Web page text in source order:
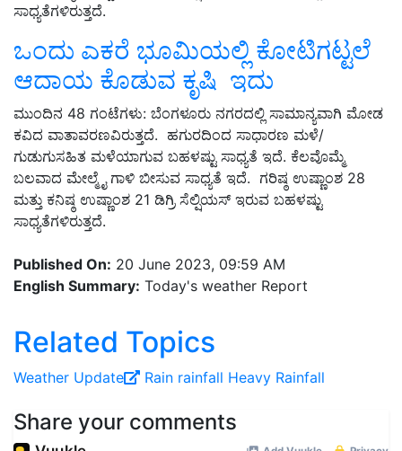
ಸಾಧ್ಯತೆಗಳಿರುತ್ತದೆ.
ಒಂದು ಎಕರೆ ಭೂಮಿಯಲ್ಲಿ ಕೋಟಿಗಟ್ಟಲೆ
ಆದಾಯ ಕೊಡುವ ಕೃಷಿ ಇದು
ಮುಂದಿನ 48 ಗಂಟೆಗಳು: ಬೆಂಗಳೂರು ನಗರದಲ್ಲಿ ಸಾಮಾನ್ಯವಾಗಿ ಮೋಡ
ಕವಿದ ವಾತಾವರಣವಿರುತ್ತದೆ. ಹಗುರದಿಂದ ಸಾಧಾರಣ ಮಳೆ/
ಗುಡುಗುಸಹಿತ ಮಳೆಯಾಗುವ ಬಹಳಷ್ಟು ಸಾಧ್ಯತೆ ಇದೆ. ಕೆಲವೊಮ್ಮೆ
ಬಲವಾದ ಮೇಲ್ಮೈ ಗಾಳಿ ಬೀಸುವ ಸಾಧ್ಯತೆ ಇದೆ. ಗರಿಷ್ಠ ಉಷ್ಣಾಂಶ 28
ಮತ್ತು ಕನಿಷ್ಠ ಉಷ್ಣಾಂಶ 21 ಡಿಗ್ರಿ ಸೆಲ್ಷಿಯಸ್ ಇರುವ ಬಹಳಷ್ಟು
ಸಾಧ್ಯತೆಗಳಿರುತ್ತದೆ.
Published On: 20 June 2023, 09:59 AM
English Summary: Today's weather Report
Related Topics
Weather Update Rain rainfall Heavy Rainfall
Share your comments